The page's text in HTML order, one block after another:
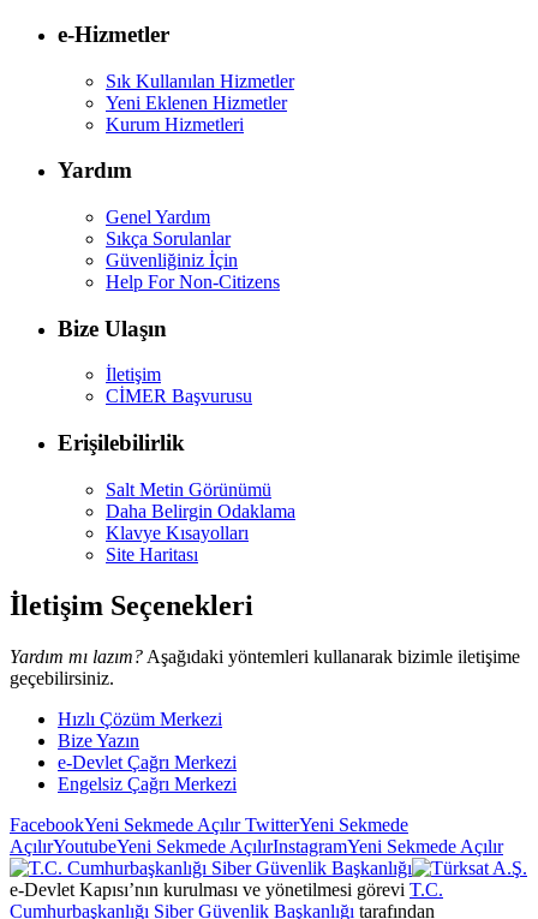
e-Hizmetler
Sık Kullanılan Hizmetler
Yeni Eklenen Hizmetler
Kurum Hizmetleri
Yardım
Genel Yardım
Sıkça Sorulanlar
Güvenliğiniz İçin
Help For Non-Citizens
Bize Ulaşın
İletişim
CİMER Başvurusu
Erişilebilirlik
Salt Metin Görünümü
Daha Belirgin Odaklama
Klavye Kısayolları
Site Haritası
İletişim Seçenekleri
Yardım mı lazım? Aşağıdaki yöntemleri kullanarak bizimle iletişime
geçebilirsiniz.
Hızlı Çözüm Merkezi
Bize Yazın
e-Devlet Çağrı Merkezi
Engelsiz Çağrı Merkezi
FacebookYeni Sekmede AçılırTwitterYeni Sekmede
AçılırYoutubeYeni Sekmede AçılırInstagramYeni Sekmede Açılır
e-Devlet Kapısı’nın kurulması ve yönetilmesi görevi T.C.
Cumhurbaşkanlığı Siber Güvenlik Başkanlığı tarafından